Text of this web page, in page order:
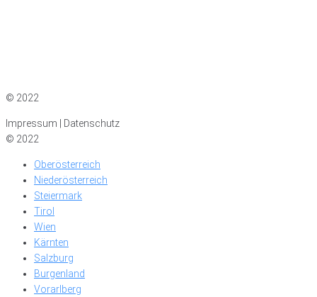
© 2022
Impressum | Datenschutz
© 2022
Oberösterreich
Niederösterreich
Steiermark
Tirol
Wien
Kärnten
Salzburg
Burgenland
Vorarlberg